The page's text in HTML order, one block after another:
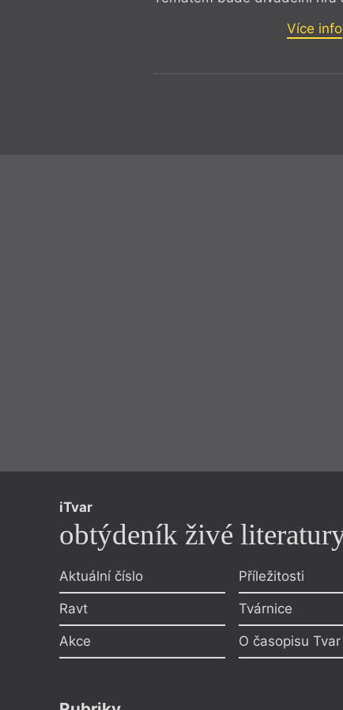
Více info
iTvar
obtýdeník živé
Aktuální číslo
Ravt
Akce
Příležitosti
Tvárnice
O časopisu Tvar